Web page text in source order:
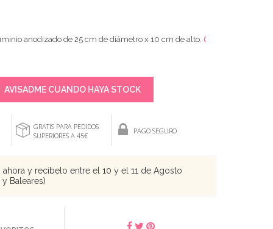
anodizado de 25 cm de diámetro x 10 cm de alto. (
AVISADME CUANDO HAYA STOCK
GRATIS PARA PEDIDOS
SUPERIORES A 45€
PAGO SEGURO
ahora y recíbelo entre el 10 y el 11 de Agosto
Baleares)